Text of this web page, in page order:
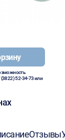
(3822) 52-34-73или
Отзывы